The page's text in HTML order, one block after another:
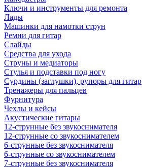
Ключи и инструменты для ремонта
Лады
Машинки для намотки струн
Ремни для гитар
Слайды
Средства для ухода
Струны и медиаторы
Стулья и подставки под ногу
Сурдины (заглушки), рупоры для гитар
Тренажеры для пальцев
Фурнитура
Чехлы и кейсы
Акустические гитары
12-струнные без звукоснимателя
12-струнные со звукоснимателем
6-струнные без звукоснимателя
6-струнные со звукоснимателем
7-струнные без звукоснимателя